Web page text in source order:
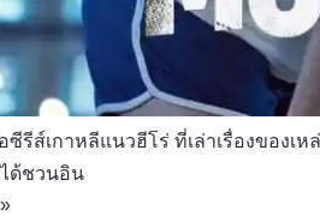
ซีรีส์เกาหลีแนวฮีโร่ ที่เล่าเรื่องของเ
ด้ชวนอิน